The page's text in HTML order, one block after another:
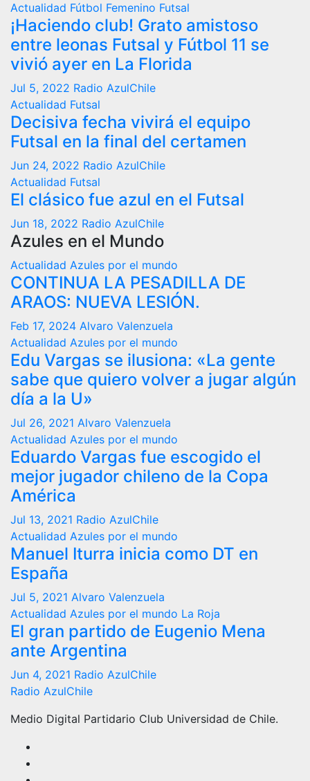
Actualidad Fútbol Femenino Futsal
¡Haciendo club! Grato amistoso
entre leonas Futsal y Fútbol 11 se
vivió ayer en La Florida
Jul 5, 2022 Radio AzulChile
Actualidad Futsal
Decisiva fecha vivirá el equipo
Futsal en la final del certamen
Jun 24, 2022 Radio AzulChile
Actualidad Futsal
El clásico fue azul en el Futsal
Jun 18, 2022 Radio AzulChile
Azules en el Mundo
Actualidad Azules por el mundo
CONTINUA LA PESADILLA DE
ARAOS: NUEVA LESIÓN.
Feb 17, 2024 Alvaro Valenzuela
Actualidad Azules por el mundo
Edu Vargas se ilusiona: «La gente
sabe que quiero volver a jugar algún
día a la U»
Jul 26, 2021 Alvaro Valenzuela
Actualidad Azules por el mundo
Eduardo Vargas fue escogido el
mejor jugador chileno de la Copa
América
Jul 13, 2021 Radio AzulChile
Actualidad Azules por el mundo
Manuel Iturra inicia como DT en
España
Jul 5, 2021 Alvaro Valenzuela
Actualidad Azules por el mundo La Roja
El gran partido de Eugenio Mena
ante Argentina
Jun 4, 2021 Radio AzulChile
Radio AzulChile
Medio Digital Partidario Club Universidad de Chile.